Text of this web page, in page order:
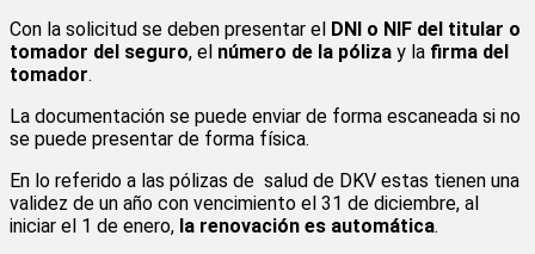
Con la solicitud se deben presentar el DNI o NIF del titular o
tomador del seguro, el número de la póliza y la firma del
tomador.
La documentación se puede enviar de forma escaneada si no
se puede presentar de forma física.
En lo referido a las pólizas de salud de DKV estas tienen una
validez de un año con vencimiento el 31 de diciembre, al
iniciar el 1 de enero, la renovación es automática.